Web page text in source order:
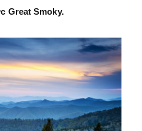
Great Smoky.